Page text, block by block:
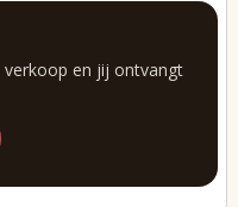
en jij ontvangt